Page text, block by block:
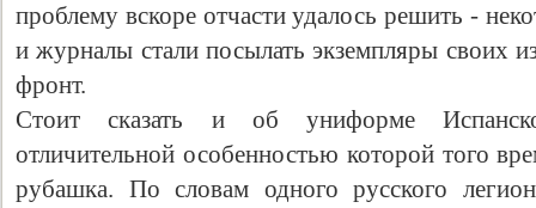
проблему вскоре отчасти удалось решить -
и журналы стали посылать экземпляры своих
фронт.
Стоит сказать и об униформе
отличительной особенностью которой того
рубашка. По словам одного русского